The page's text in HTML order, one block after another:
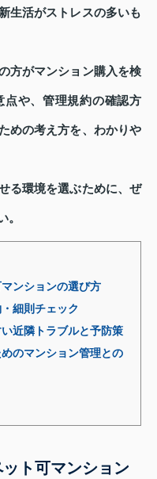
生活がストレスの多いも
方がマンション購入を検
や、管理規約の確認方
めの考え方を、わかりや
る環境を選ぶために、ぜ
。
ンションの選び方
細則チェック
近隣トラブルと予防策
のマンション管理との
ト可マンション